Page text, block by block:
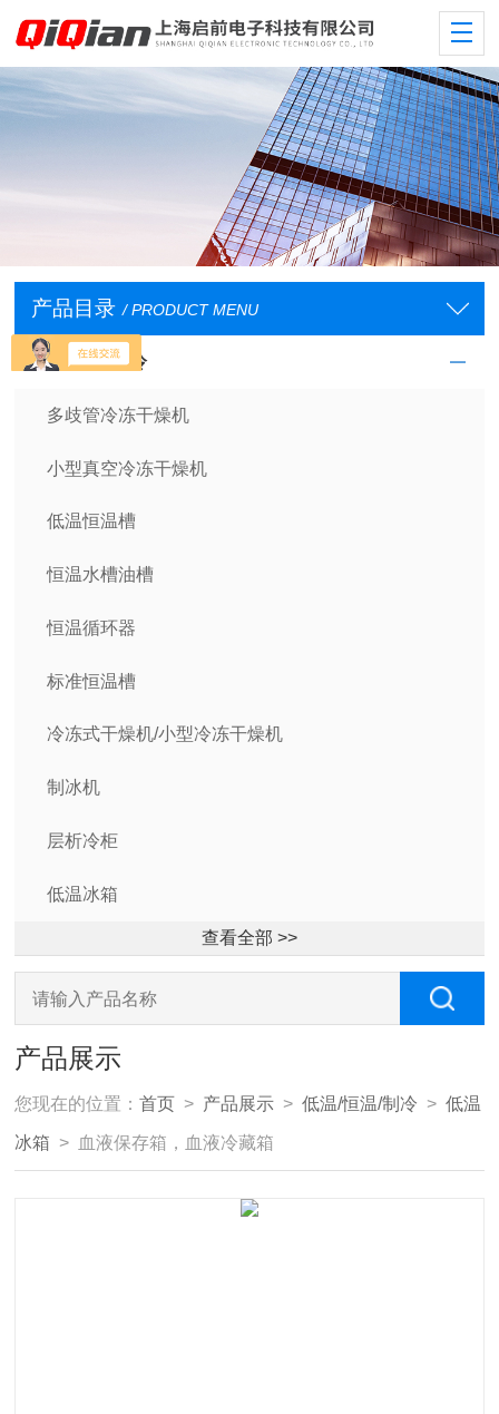
产品目录 / PRODUCT MENU
低温/恒温/制冷
多歧管冷冻干燥机
小型真空冷冻干燥机
低温恒温槽
恒温水槽油槽
恒温循环器
标准恒温槽
冷冻式干燥机/小型冷冻干燥机
制冰机
层析冷柜
低温冰箱
查看全部 >>
产品展示
您现在的位置：首页 > 产品展示 >低温/恒温/制冷 >低温
冰箱 > 血液保存箱，血液冷藏箱